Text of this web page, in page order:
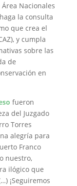
Nacionales
la consulta
que crea el
y cumpla
sobre las
de
en
fueron
del Juzgado
Torres
alegría para
Franco
nuestro,
ilógico que
¡Seguiremos